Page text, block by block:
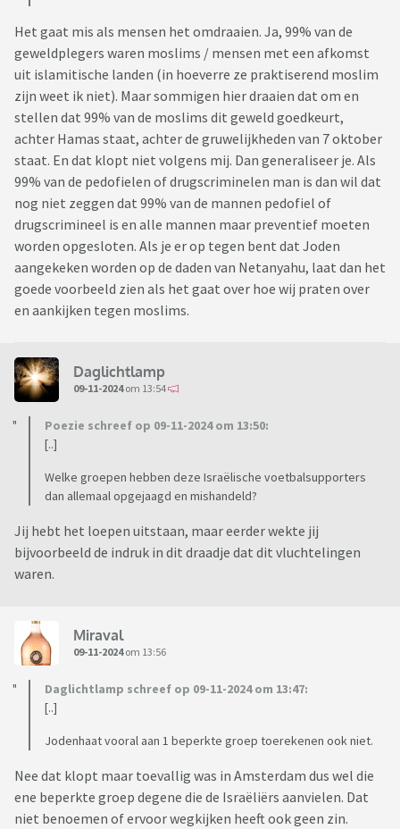
Het gaat mis als mensen het omdraaien. Ja, 99% van de
geweldplegers waren moslims / mensen met een afkomst
uit islamitische landen (in hoeverre ze praktiserend moslim
zijn weet ik niet). Maar sommigen hier draaien dat om en
stellen dat 99% van de moslims dit geweld goedkeurt,
achter Hamas staat, achter de gruwelijkheden van 7 oktober
staat. En dat klopt niet volgens mij. Dan generaliseer je. Als
99% van de pedofielen of drugscriminelen man is dan wil dat
nog niet zeggen dat 99% van de mannen pedofiel of
drugscrimineel is en alle mannen maar preventief moeten
worden opgesloten. Als je er op tegen bent dat Joden
aangekeken worden op de daden van Netanyahu, laat dan het
goede voorbeeld zien als het gaat over hoe wij praten over
en aankijken tegen moslims.
Daglichtlamp
09-11-2024om 13:54
Poezie schreef op 09-11-2024 om 13:50:
[..]
Welke groepen hebben deze Israëlische voetbalsupporters
dan allemaal opgejaagd en mishandeld?
Jij hebt het loepen uitstaan, maar eerder wekte jij
bijvoorbeeld de indruk in dit draadje dat dit vluchtelingen
waren.
Miraval
09-11-2024om 13:56
Daglichtlamp schreef op 09-11-2024 om 13:47:
[..]
Jodenhaat vooral aan 1 beperkte groep toerekenen ook niet.
Nee dat klopt maar toevallig was in Amsterdam dus wel die
ene beperkte groep degene die de Israëliërs aanvielen. Dat
niet benoemen of ervoor wegkijken heeft ook geen zin.